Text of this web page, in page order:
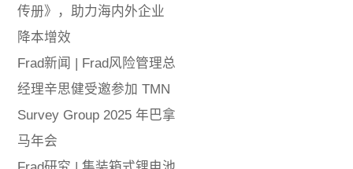
传册》，助力海内外企业
降本增效
Frad新闻 | Frad风险管理总
经理辛思健受邀参加 TMN
Survey Group 2025 年巴拿
马年会